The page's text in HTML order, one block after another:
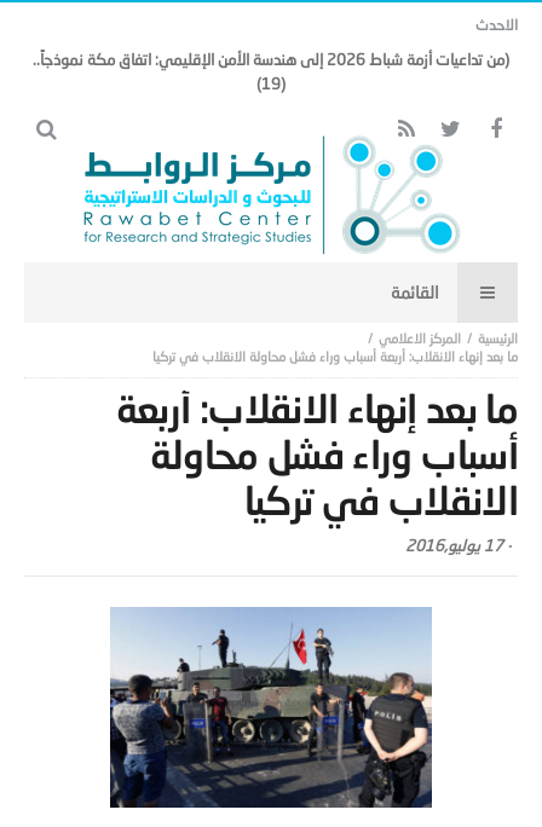
الاحدث
(من تداعيات أزمة شباط 2026 إلى هندسة الأمن الإقليمي: اتفاق مكة نموذجاً..
(19)
المركز الاعلامي
ما بعد إنهاء الانقلاب: أربعة أسباب وراء فشل محاولة الانقلاب في تركيا
ما بعد إنهاء الانقلاب: أربعة
أسباب وراء فشل محاولة
الانقلاب في تركيا
-17 يوليو,2016